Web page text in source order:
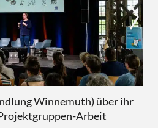
Winnemuth) über ihr
Arbeit